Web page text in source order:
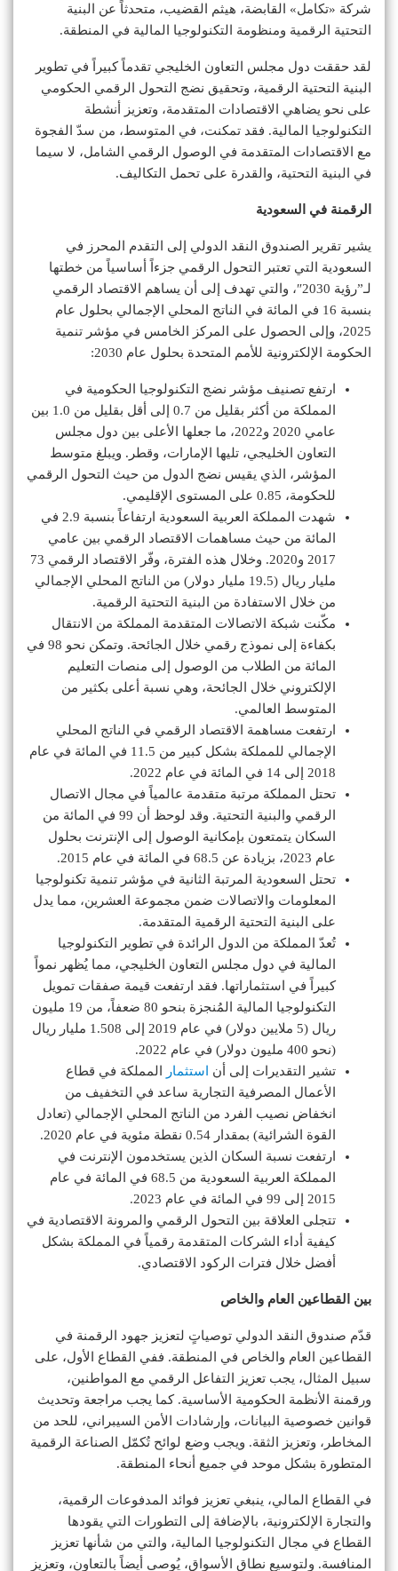
شركة «تكامل» القابضة، هيثم القضيب، متحدثاً عن البنية
التحتية الرقمية ومنظومة التكنولوجيا المالية في المنطقة.
لقد حققت دول مجلس التعاون الخليجي تقدماً كبيراً في تطوير
البنية التحتية الرقمية، وتحقيق نضج التحول الرقمي الحكومي
على نحو يضاهي الاقتصادات المتقدمة، وتعزيز أنشطة
التكنولوجيا المالية. فقد تمكنت، في المتوسط، من سدّ الفجوة
مع الاقتصادات المتقدمة في الوصول الرقمي الشامل، لا سيما
في البنية التحتية، والقدرة على تحمل التكاليف.
الرقمنة في السعودية
يشير تقرير الصندوق النقد الدولي إلى التقدم المحرز في
السعودية التي تعتبر التحول الرقمي جزءاً أساسياً من خطتها
لـ”رؤية 2030″، والتي تهدف إلى أن يساهم الاقتصاد الرقمي
بنسبة 16 في المائة في الناتج المحلي الإجمالي بحلول عام
2025، وإلى الحصول على المركز الخامس في مؤشر تنمية
الحكومة الإلكترونية للأمم المتحدة بحلول عام 2030:
ارتفع تصنيف مؤشر نضج التكنولوجيا الحكومية في
المملكة من أكثر بقليل من 0.7 إلى أقل بقليل من 1.0 بين
عامي 2020 و2022، ما جعلها الأعلى بين دول مجلس
التعاون الخليجي، تليها الإمارات، وقطر. ويبلغ متوسط ​​
المؤشر، الذي يقيس نضج الدول من حيث التحول الرقمي
للحكومة، 0.85 على المستوى الإقليمي.
شهدت المملكة العربية السعودية ارتفاعاً بنسبة 2.9 في
المائة من حيث مساهمات الاقتصاد الرقمي بين عامي
2017 و2020. وخلال هذه الفترة، وفّر الاقتصاد الرقمي 73
مليار ريال (19.5 مليار دولار) من الناتج المحلي الإجمالي
من خلال الاستفادة من البنية التحتية الرقمية.
مكّنت شبكة الاتصالات المتقدمة المملكة من الانتقال
بكفاءة إلى نموذج رقمي خلال الجائحة. وتمكن نحو 98 في
المائة من الطلاب من الوصول إلى منصات التعليم
الإلكتروني خلال الجائحة، وهي نسبة أعلى بكثير من
المتوسط ​​العالمي.
ارتفعت مساهمة الاقتصاد الرقمي في الناتج المحلي
الإجمالي للمملكة بشكل كبير من 11.5 في المائة في عام
2018 إلى 14 في المائة في عام 2022.
تحتل المملكة مرتبة متقدمة عالمياً في مجال الاتصال
الرقمي والبنية التحتية. وقد لوحظ أن 99 في المائة من
السكان يتمتعون بإمكانية الوصول إلى الإنترنت بحلول
عام 2023، بزيادة عن 68.5 في المائة في عام 2015.
تحتل السعودية المرتبة الثانية في مؤشر تنمية تكنولوجيا
المعلومات والاتصالات ضمن مجموعة العشرين، مما يدل
على البنية التحتية الرقمية المتقدمة.
تُعدّ المملكة من الدول الرائدة في تطوير التكنولوجيا
المالية في دول مجلس التعاون الخليجي، مما يُظهر نمواً
كبيراً في استثماراتها. فقد ارتفعت قيمة صفقات تمويل
التكنولوجيا المالية المُنجزة بنحو 80 ضعفاً، من 19 مليون
ريال (5 ملايين دولار) في عام 2019 إلى 1.508 مليار ريال
(نحو 400 مليون دولار) في عام 2022.
تشير التقديرات إلى أن
استثمار
المملكة في قطاع
الأعمال المصرفية التجارية ساعد في التخفيف من
انخفاض نصيب الفرد من الناتج المحلي الإجمالي (تعادل
القوة الشرائية) بمقدار 0.54 نقطة مئوية في عام 2020.
ارتفعت نسبة السكان الذين يستخدمون الإنترنت في
المملكة العربية السعودية من 68.5 في المائة في عام
2015 إلى 99 في المائة في عام 2023.
تتجلى العلاقة بين التحول الرقمي والمرونة الاقتصادية في
كيفية أداء الشركات المتقدمة رقمياً في المملكة بشكل
أفضل خلال فترات الركود الاقتصادي.
بين القطاعين العام والخاص
قدّم صندوق النقد الدولي توصياتٍ لتعزيز جهود الرقمنة في
القطاعين العام والخاص في المنطقة. ففي القطاع الأول، على
سبيل المثال، يجب تعزيز التفاعل الرقمي مع المواطنين،
ورقمنة الأنظمة الحكومية الأساسية. كما يجب مراجعة وتحديث
قوانين خصوصية البيانات، وإرشادات الأمن السيبراني، للحد من
المخاطر، وتعزيز الثقة. ويجب وضع لوائح تُكمّل الصناعة الرقمية
المتطورة بشكل موحد في جميع أنحاء المنطقة.
في القطاع المالي، ينبغي تعزيز فوائد المدفوعات الرقمية،
والتجارة الإلكترونية، بالإضافة إلى التطورات التي يقودها
القطاع في مجال التكنولوجيا المالية، والتي من شأنها تعزيز
المنافسة. ولتوسيع نطاق الأسواق، يُوصى أيضاً بالتعاون، وتعزيز